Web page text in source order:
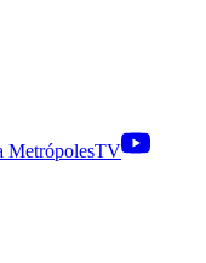
MetrópolesTV